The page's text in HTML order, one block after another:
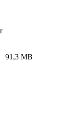
91,3 MB